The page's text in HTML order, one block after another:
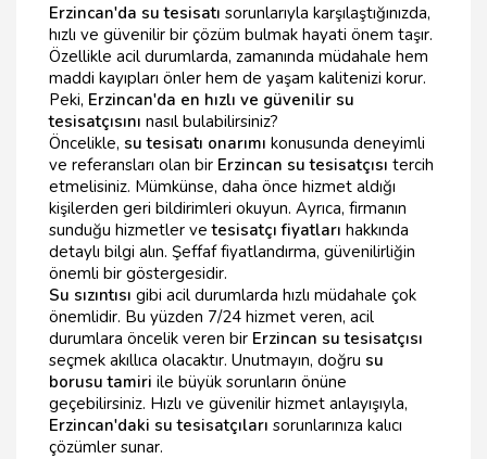
Erzincan'da su tesisatı sorunlarıyla karşılaştığınızda,
hızlı ve güvenilir bir çözüm bulmak hayati önem taşır.
Özellikle acil durumlarda, zamanında müdahale hem
maddi kayıpları önler hem de yaşam kalitenizi korur.
Peki, Erzincan'da en hızlı ve güvenilir su
tesisatçısını nasıl bulabilirsiniz?
Öncelikle, su tesisatı onarımı konusunda deneyimli
ve referansları olan bir Erzincan su tesisatçısı tercih
etmelisiniz. Mümkünse, daha önce hizmet aldığı
kişilerden geri bildirimleri okuyun. Ayrıca, firmanın
sunduğu hizmetler vetesisatçı fiyatları hakkında
detaylı bilgi alın. Şeffaf fiyatlandırma, güvenilirliğin
önemli bir göstergesidir.
Su sızıntısı gibi acil durumlarda hızlı müdahale çok
önemlidir. Bu yüzden 7/24 hizmet veren, acil
durumlara öncelik veren bir Erzincan su tesisatçısı
seçmek akıllıca olacaktır. Unutmayın, doğru su
borusu tamiri ile büyük sorunların önüne
geçebilirsiniz. Hızlı ve güvenilir hizmet anlayışıyla,
Erzincan'daki su tesisatçıları sorunlarınıza kalıcı
çözümler sunar.